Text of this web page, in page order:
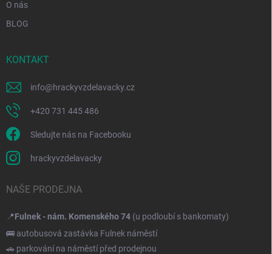
O nás
BLOG
KONTAKT
info@hrackyvzdelavacky.cz
+420 731 445 486
Sledujte nás na Facebooku
hrackyvzdelavacky
NAŠE PRODEJNA
📍Fulnek - nám. Komenského 74 (u podloubí s bankomaty)
🚌 autobusová zastávka Fulnek náměstí
🚗 parkování na náměstí před prodejnou